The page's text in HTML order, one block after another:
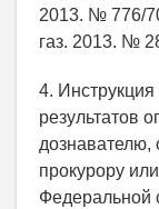
2013. № 776/
газ. 2013. №
4.
результатов
дознавателю,
прокурору
Федеральной